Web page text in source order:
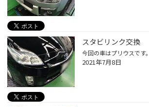
スタビリンク交換
2021年7月8日